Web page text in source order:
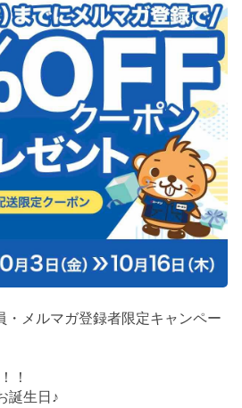
・メルマガ登録者限定キャンペー
！
誕生日♪